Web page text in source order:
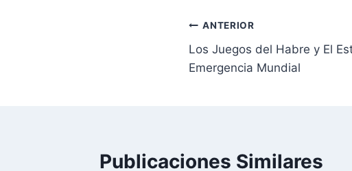
ANTERIOR
Los Juegos del Habre y El
Emergencia Mundial
Publicaciones Similares